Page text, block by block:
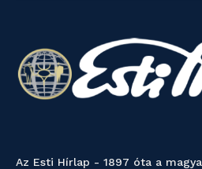
Az Esti Hírlap - 1897 óta a